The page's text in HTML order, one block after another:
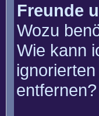
Freunde
Wozu
Wie kann
entfernen?